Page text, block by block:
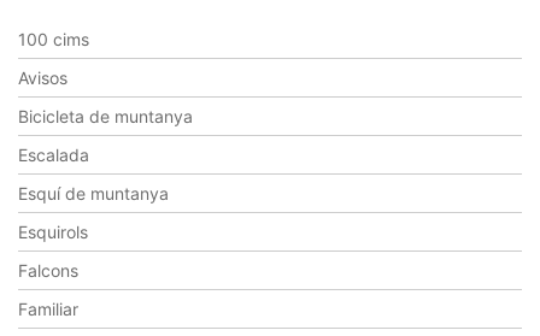
100 cims
Avisos
Bicicleta de muntanya
Escalada
Esquí de muntanya
Esquirols
Falcons
Familiar